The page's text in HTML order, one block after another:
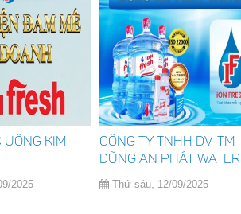
UỐNG KIM
2025
CÔNG TY TNHH DV-TM
DŨNG AN PHÁT WATER
Thứ sáu, 12/09/2025